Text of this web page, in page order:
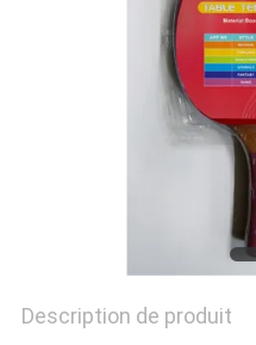
PRIVACY
POLICY
Description de produit